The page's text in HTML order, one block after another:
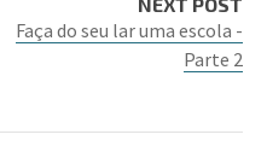
Faça do seu lar uma escola -
Parte 2